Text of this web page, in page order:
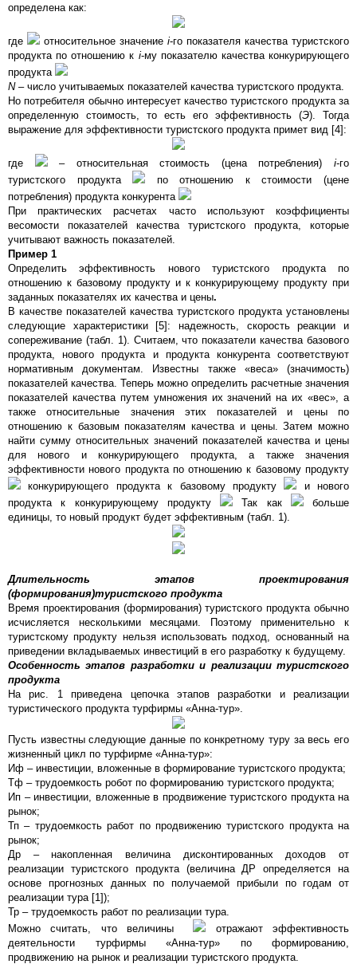
определена как:
где относительное значение i-го показателя качества туристского
продукта по отношению к i-му показателю качества конкурирующего
продукта
N – число учитываемых показателей качества туристского продукта.
Но потребителя обычно интересует качество туристского продукта за
определенную стоимость, то есть его эффективность (Э). Тогда
выражение для эффективности туристского продукта примет вид [4]:
где – относительная стоимость (цена потребления)i-го
туристского продукта
по отношению к стоимости (цене
потребления) продукта конкурента
При практических расчетах часто используют коэффициенты
весомости показателей качества туристского продукта, которые
учитывают важность показателей.
Пример 1
Определить эффективность нового туристского продукта по
отношению к базовому продукту и к конкурирующему продукту при
заданных показателях их качества и цены.
В качестве показателей качества туристского продукта установлены
следующие характеристики [5]: надежность, скорость реакции и
сопереживание (табл. 1). Считаем, что показатели качества базового
продукта, нового продукта и продукта конкурента соответствуют
нормативным документам. Известны также «веса» (значимость)
показателей качества. Теперь можно определить расчетные значения
показателей качества путем умножения их значений на их «вес», а
также относительные значения этих показателей и цены по
отношению к базовым показателям качества и цены. Затем можно
найти сумму относительных значений показателей качества и цены
для нового и конкурирующего продукта, а также значения
эффективности нового продукта по отношению к базовому продукту
конкурирующего продукта к базовому продукту
и нового
продукта к конкурирующему продукту
Так как
больше
единицы, то новый продукт будет эффективным (табл. 1).
Длительность этапов проектирования
(формирования)туристского продукта
Время проектирования (формирования) туристского продукта обычно
исчисляется несколькими месяцами. Поэтому применительно к
туристскому продукту нельзя использовать подход, основанный на
приведении вкладываемых инвестиций в его разработку к будущему.
Особенность этапов разработки и реализации туристского
продукта
На рис. 1 приведена цепочка этапов разработки и реализации
туристического продукта турфирмы «Анна-тур».
Пусть известны следующие данные по конкретному туру за весь его
жизненный цикл по турфирме «Анна-тур»:
Иф – инвестиции, вложенные в формирование туристского продукта;
Тф – трудоемкость робот по формированию туристского продукта;
Ип – инвестиции, вложенные в продвижение туристского продукта на
рынок;
Тп – трудоемкость работ по продвижению туристского продукта на
рынок;
Др – накопленная величина дисконтированных доходов от
реализации туристского продукта (величина ДР определяется на
основе прогнозных данных по получаемой прибыли по годам от
реализации тура [1]);
Тр – трудоемкость работ по реализации тура.
Можно считать, что величины
отражают эффективность
деятельности турфирмы «Анна-тур» по формированию,
продвижению на рынок и реализации туристского продукта.